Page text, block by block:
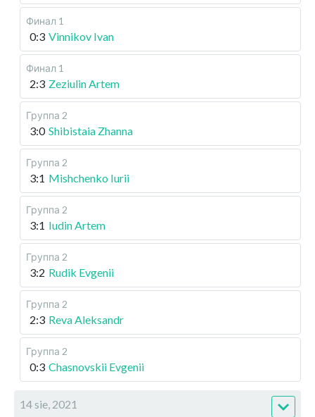
Финал 1
0:3 Vinnikov Ivan
Финал 1
2:3 Zeziulin Artem
Группа 2
3:0 Shibistaia Zhanna
Группа 2
3:1 Mishchenko Iurii
Группа 2
3:1 Iudin Artem
Группа 2
3:2 Rudik Evgenii
Группа 2
2:3 Reva Aleksandr
Группа 2
0:3 Chasnovskii Evgenii
14 sie, 2021